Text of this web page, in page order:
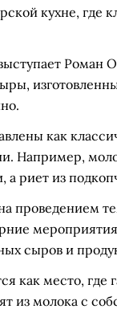
кухне,
Роман
как
Например,
риет из
проведением
сыров и
как место, где
из молока с